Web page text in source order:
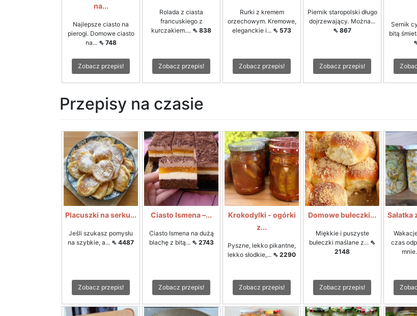
na...
Najlepsze ciasto na
pierogi. Domowe ciasto
na... ⇖ 748
Zobacz przepis!
Rolada z ciasta
francuskiego z
kurczakiem.... ⇖ 838
Zobacz przepis!
Rurki z kremem
orzechowym. Kremowe,
eleganckie i... ⇖ 573
Zobacz przepis!
Piernik staropolski długo
dojrzewający. Można...
⇖ 867
Zobacz przepis!
Sernik
bitą
Przepisy na czasie
Placuszki na serku...
Jeśli szukasz pomysłu
na szybkie, a... ⇖ 4487
Zobacz przepis!
Ciasto Ismena –...
Ciasto Ismena na dużą
blachę z bitą... ⇖ 2743
Zobacz przepis!
Krokodylki - ogórki
z...
Pyszne, lekko pikantne,
lekko słodkie,... ⇖ 2290
Zobacz przepis!
Domowe bułeczki...
Miękkie i puszyste
bułeczki maślane z... ⇖
2148
Zobacz przepis!
Sałatka
czas